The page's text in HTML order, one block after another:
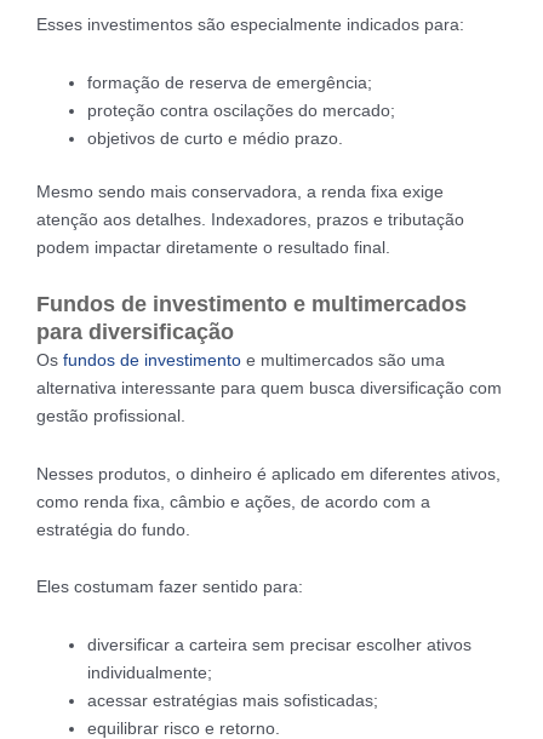
Esses investimentos são especialmente indicados para:
formação de reserva de emergência;
proteção contra oscilações do mercado;
objetivos de curto e médio prazo.
Mesmo sendo mais conservadora, a renda fixa exige
atenção aos detalhes. Indexadores, prazos e tributação
podem impactar diretamente o resultado final.
Fundos de investimento e multimercados
para diversificação
Os fundos de investimento e multimercados são uma
alternativa interessante para quem busca diversificação com
gestão profissional.
Nesses produtos, o dinheiro é aplicado em diferentes ativos,
como renda fixa, câmbio e ações, de acordo com a
estratégia do fundo.
Eles costumam fazer sentido para:
diversificar a carteira sem precisar escolher ativos
individualmente;
acessar estratégias mais sofisticadas;
equilibrar risco e retorno.